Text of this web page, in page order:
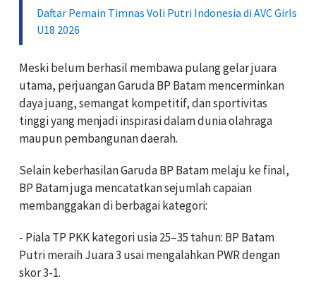
Daftar Pemain Timnas Voli Putri Indonesia di AVC Girls
U18 2026
Meski belum berhasil membawa pulang gelar juara
utama, perjuangan Garuda BP Batam mencerminkan
daya juang, semangat kompetitif, dan sportivitas
tinggi yang menjadi inspirasi dalam dunia olahraga
maupun pembangunan daerah.
Selain keberhasilan Garuda BP Batam melaju ke final,
BP Batam juga mencatatkan sejumlah capaian
membanggakan di berbagai kategori:
- Piala TP PKK kategori usia 25–35 tahun: BP Batam
Putri meraih Juara 3 usai mengalahkan PWR dengan
skor 3-1.